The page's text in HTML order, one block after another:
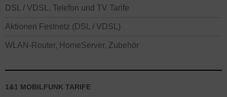
DSL / VDSL, Telefon und TV Tarife
Aktionen Festnetz (DSL / VDSL)
WLAN-Router, HomeServer, Zubehör
1&1 MOBILFUNK TARIFE